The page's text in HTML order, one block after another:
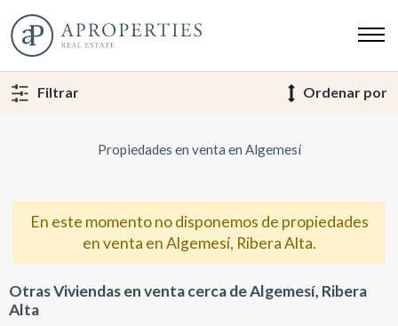
Filtrar Ordenar por
Propiedades en venta en Algemesí
En este momento no disponemos de propiedades
en venta en Algemesí, Ribera Alta.
Otras Viviendas en venta cerca de Algemesí, Ribera
Alta